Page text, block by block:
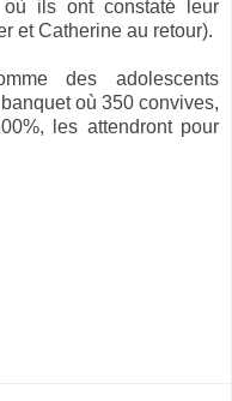
où ils ont constaté leur
et Catherine au retour).
des adolescents
où 350 convives,
les attendront pour